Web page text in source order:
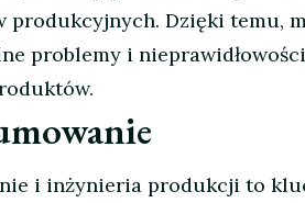
produkcyjnych. Dzięki temu,
problemy i
i inżynieria produkcji to